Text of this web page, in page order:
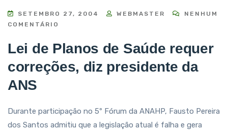
SETEMBRO 27, 2004 WEBMASTER
NENHUM
COMENTÁRIO
Lei de Planos de Saúde requer
correções, diz presidente da
ANS
Durante participação no 5º Fórum da ANAHP, Fausto Pereira
dos Santos admitiu que a legislação atual é falha e gera